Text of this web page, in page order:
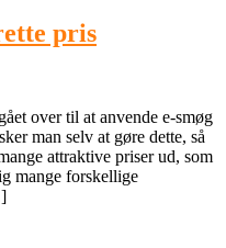
pris
over til at anvende e-smøg
man selv at gøre dette, så
attraktive priser ud, som
mange forskellige